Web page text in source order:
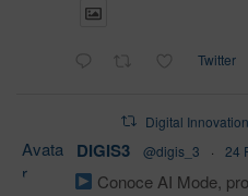
Twitter
Digital
Avata
r
DIGIS3 @digis_3 · 24
Conoce AI Mode,